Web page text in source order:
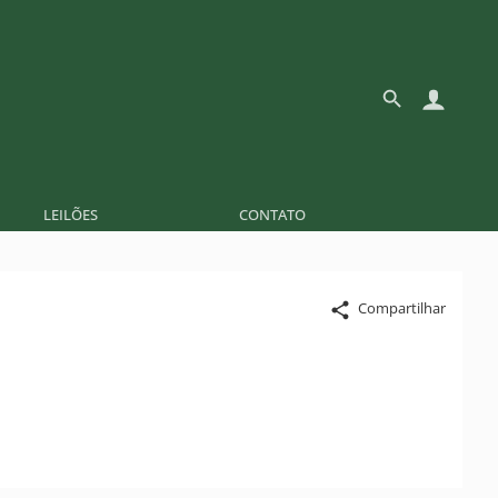
LEILÕES CONTATO
Compartilhar